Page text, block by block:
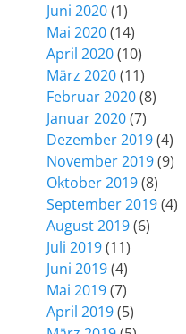
Juni 2020(1)
Mai 2020(14)
April 2020(10)
März 2020(11)
Februar 2020(8)
Januar 2020(7)
Dezember 2019(4)
November 2019(9)
Oktober 2019(8)
September 2019(4)
August 2019(6)
Juli 2019(11)
Juni 2019(4)
Mai 2019(7)
April 2019(5)